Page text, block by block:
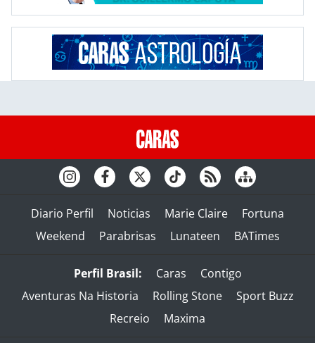
Diario Perfil Noticias Marie Claire
Fortuna
Weekend
Parabrisas Lunateen BATimes
Perfil Brasil: Caras
Contigo
Aventuras Na Historia
Rolling Stone
Sport Buzz
Recreio
Maxima